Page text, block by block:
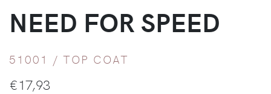
NEED FOR SPEED
51001 / TOP COAT
€17,93